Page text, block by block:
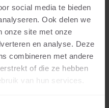
social media te bieden
Ook delen we
onze site met onze
en analyse. Deze
combineren met andere
of die ze hebben
van hun services.
Grau
gerundet 60x60x15